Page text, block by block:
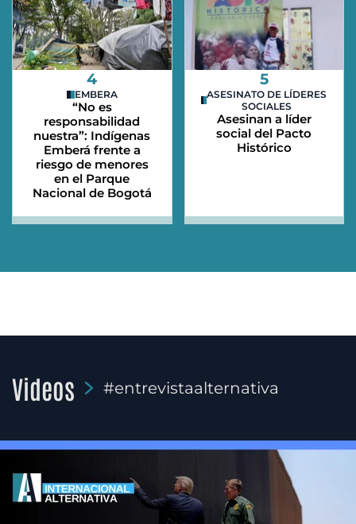
4
EMBERA
“No es
responsabilidad
nuestra”: Indígenas
Emberá frente a
riesgo de menores
en el Parque
Nacional de Bogotá
5
ASESINATO DE LÍDERES
SOCIALES
Asesinan a líder
social del Pacto
Histórico
Videos #entrevistaalternativa